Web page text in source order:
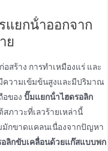
แยกน้ําออกจาก
ย
สร้าง การทําเหมืองแร่ และ
ความเข้มข้นสูงและมีปริมาณ
อของ ปั๊มแยกน้ําไฮดรอลิก
ภาวะที่เลวร้ายเหล่านี้
กขาดแคลนเนื่องจากปัญหา
ลิกขับเคลื่อนด้วยแก๊สแบบพก